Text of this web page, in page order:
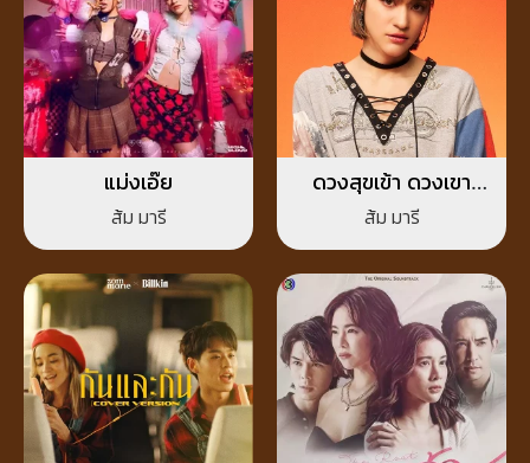
แม่งเอ๊ย
ส้ม มารี
ดวงสุขเข้า ดวงเขา
แทรก
ส้ม มารี